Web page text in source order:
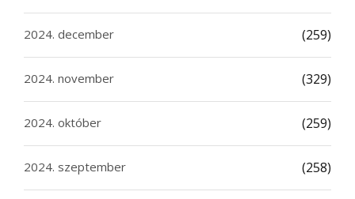
2024. december (259)
2024. november (329)
2024. október (259)
2024. szeptember (258)